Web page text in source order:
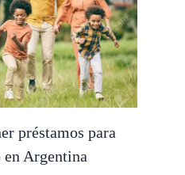
préstamos para
Argentina